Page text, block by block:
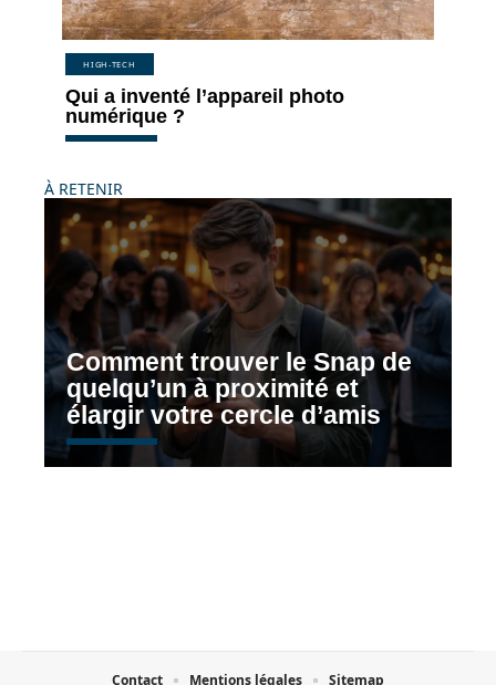
HIGH-TECH
Qui a inventé l’appareil photo
numérique ?
À RETENIR
Comment trouver le Snap de
quelqu’un à proximité et
élargir votre cercle d’amis
Contact Mentions légales Sitemap